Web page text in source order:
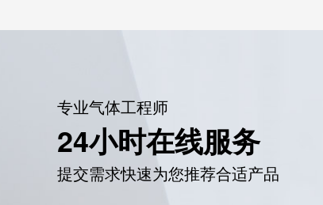
专业气体工程师
24小时在线服务
提交需求快速为您推荐合适产品